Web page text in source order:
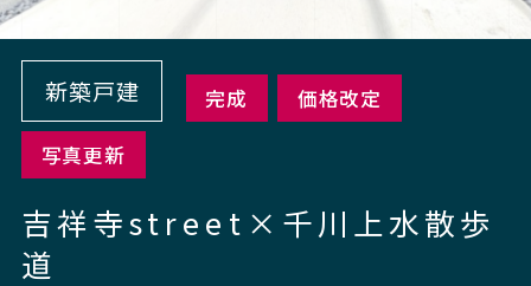
新築戸建 完成
価格改定
写真更新
吉祥寺street×千川上水散歩
道